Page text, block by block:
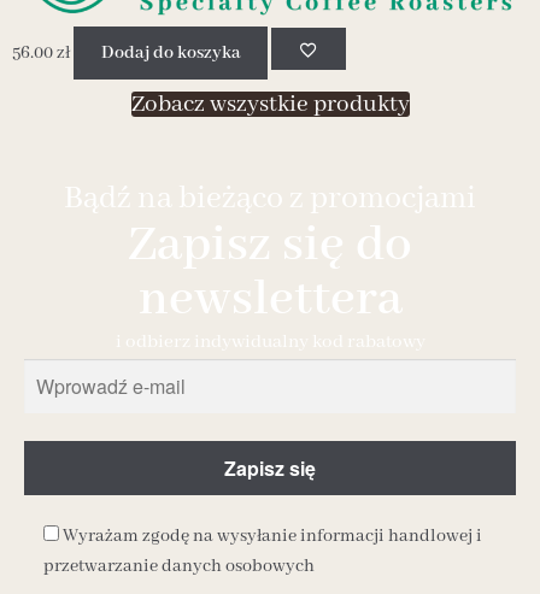
56.00zł Dodaj do koszyka
Zobacz wszystkie produkty
Bądź na bieżąco z promocjami
Zapisz się do
newslettera
i odbierz indywidualny kod rabatowy
Wyrażam zgodę na wysyłanie informacji handlowej i
przetwarzanie danych osobowych